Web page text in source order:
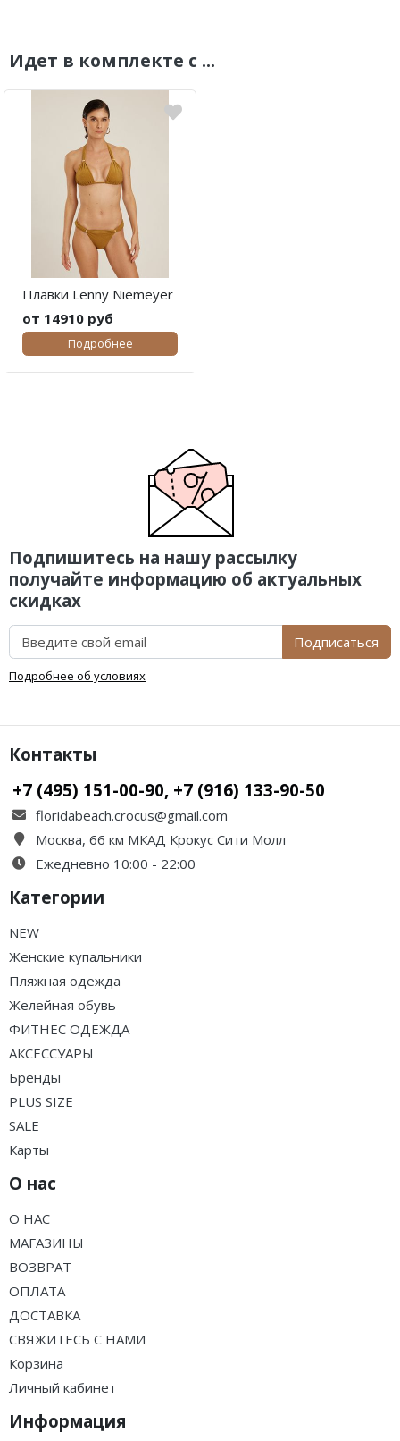
Идет в комплекте с ...
Плавки Lenny Niemeyer
от 14910 руб
Подробнее
Подпишитесь на нашу рассылку
получайте информацию об актуальных
скидках
Подписаться
Подробнее об условиях
Контакты
+7 (495) 151-00-90, +7 (916) 133-90-50
floridabeach.crocus@gmail.com
Москва, 66 км МКАД Крокус Сити Молл
Ежедневно 10:00 - 22:00
Категории
NEW
Женские купальники
Пляжная одежда
Желейная обувь
ФИТНЕС ОДЕЖДА
АКСЕССУАРЫ
Бренды
PLUS SIZE
SALE
Карты
О нас
О НАС
МАГАЗИНЫ
ВОЗВРАТ
ОПЛАТА
ДОСТАВКА
СВЯЖИТЕСЬ С НАМИ
Корзина
Личный кабинет
Информация